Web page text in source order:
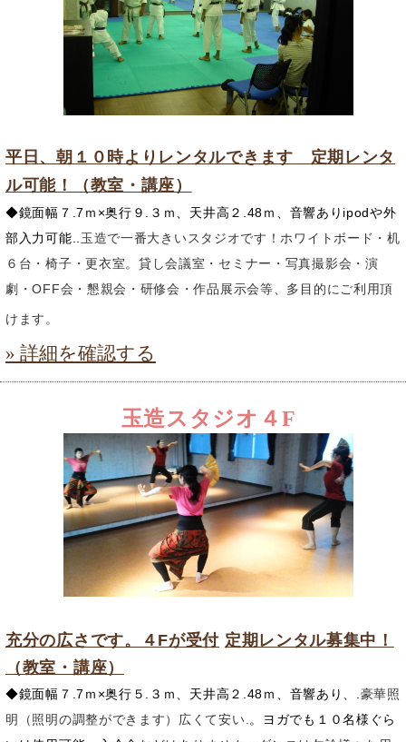
平日、朝１０時よりレンタルできます 定期レンタ
ル可能！（教室・講座）
◆鏡面幅７.7ｍ×奥行９.３ｍ、天井高２.48ｍ、音響ありipodや外
部入力可能.. 玉造で一番大きいスタジオです！ホワイトボード・机
６台・椅子・更衣室。貸し会議室・セミナー・写真撮影会・演
劇・OFF会・懇親会・研修会・作品展示会等、多目的にご利用頂
けます。
» 詳細を確認する
玉造スタジオ４F
充分の広さです。４Fが受付 定期レンタル募集中！
（教室・講座）
◆鏡面幅７.7ｍ×奥行５.３ｍ、天井高２.48ｍ、音響あり、. 豪華照
明（照明の調整ができます）広くて安い. 。ヨガでも１０名様ぐら